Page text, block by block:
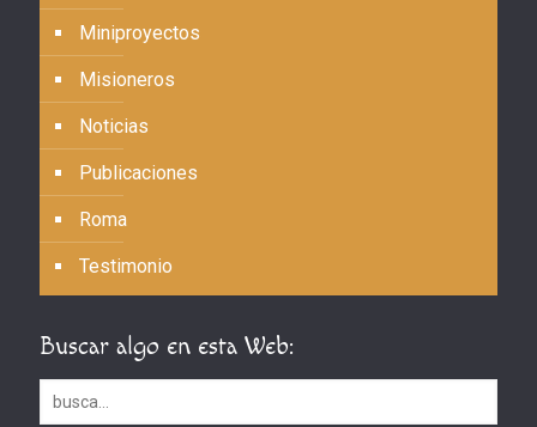
Miniproyectos
Misioneros
Noticias
Publicaciones
Roma
Testimonio
Buscar algo en esta Web: